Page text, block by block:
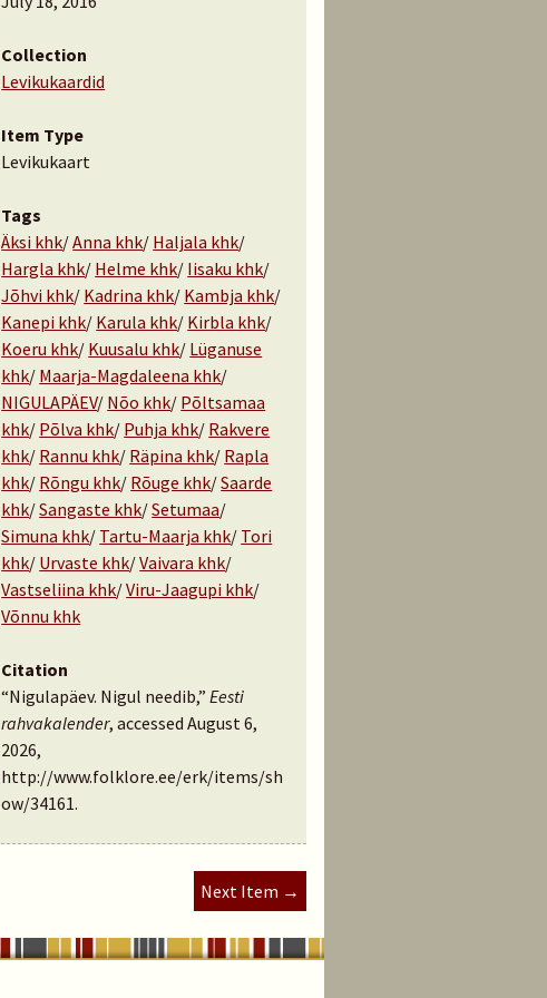
Collection
Levikukaardid
Item Type
Levikukaart
Tags
Äksi khk/Anna khk/ Haljala khk/
Hargla khk/ Helme khk/ Iisaku khk/
Jõhvi khk/ Kadrina khk/ Kambja khk/
Kanepi khk/ Karula khk/ Kirbla khk/
Koeru khk/ Kuusalu khk/ Lüganuse
khk/ Maarja-Magdaleena khk/
NIGULAPÄEV/ Nõo khk/ Põltsamaa
khk/ Põlva khk/ Puhja khk/ Rakvere
khk/ Rannu khk/ Räpina khk/ Rapla
khk/ Rõngu khk/ Rõuge khk/Saarde
khk/Sangaste khk/Setumaa/
Simuna khk/ Tartu-Maarja khk/ Tori
khk/ Urvaste khk/Vaivara khk/
Vastseliina khk/Viru-Jaagupi khk/
Võnnu khk
Citation
“Nigulapäev. Nigul needib,”Eesti
rahvakalender, accessed August 6,
2026,
http://www.folklore.ee/erk/items/sh
ow/34161.
Next Item →